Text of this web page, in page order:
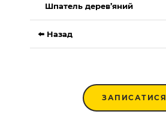
Шпатель дерев’яний
⬅️ Назад
ЗАПИСАТИСЯ